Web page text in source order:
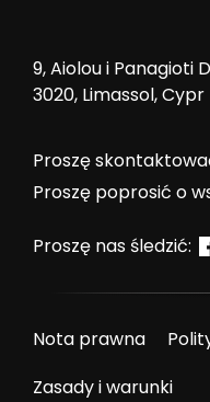
9, Aiolou i Panagioti
3020, Limassol, Cypr
Proszę
Proszę poprosić o
Proszę nas śledzić:
Nota prawna
Zasady i warunki